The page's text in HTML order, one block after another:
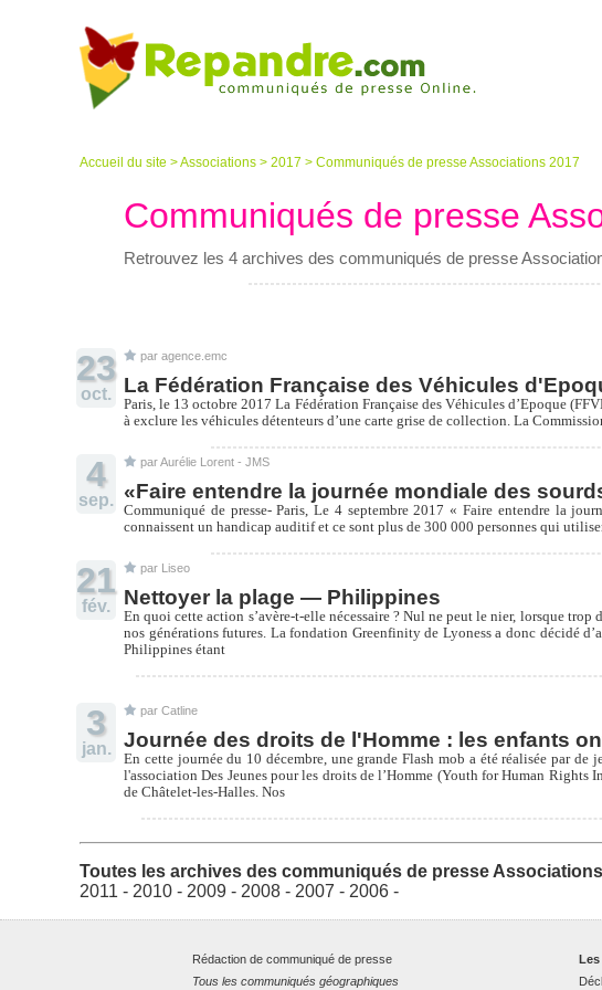
Accueil du site >Associations > 2017 > Communiqués de presse Associations 2017
Communiqués de presse
Retrouvez les 4 archives des communiqués de presse
23
oct.
par agence.emc
La Fédération Française des Véhicules
Paris, le 13 octobre 2017 La Fédération Française des Véhicules d’Epoque
à exclure les véhicules détenteurs d’une carte grise de collection. La
4
sep.
par Aurélie Lorent - JMS
«Faire entendre la journée mondiale des
Communiqué de presse- Paris, Le 4 septembre 2017 « Faire entendre la
connaissent un handicap auditif et ce sont plus de 300 000 personnes qui
21
fév.
par Liseo
Nettoyer la plage — Philippines
En quoi cette action s’avère-t-elle nécessaire ? Nul ne peut le nier, lorsque
nos générations futures. La fondation Greenfinity de Lyoness a donc décidé
Philippines étant
3
jan.
par Catline
Journée des droits de l'Homme : les enfants
En cette journée du 10 décembre, une grande Flash mob a été réalisée par
l'association Des Jeunes pour les droits de l’Homme (Youth for Human
de Châtelet-les-Halles. Nos
Toutes les archives des communiqués de presse
2011 - 2010 - 2009 - 2008 - 2007 - 2006 -
Rédaction de communiqué de presse
Tous les communiqués géographiques